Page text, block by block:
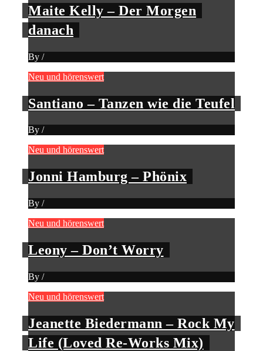
Maite Kelly – Der Morgen
danach
By /
Neu und hörenswert
Santiano – Tanzen wie die Teufel
By /
Neu und hörenswert
Jonni Hamburg – Phönix
By /
Neu und hörenswert
Leony – Don’t Worry
By /
Neu und hörenswert
Jeanette Biedermann – Rock My
Life (Loved Re-Works Mix)